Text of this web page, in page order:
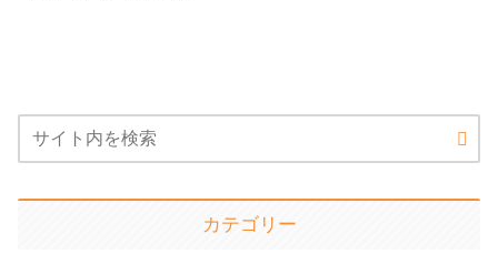
カテゴリー